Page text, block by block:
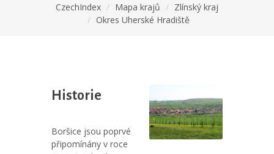
CzechIndex
Mapa krajů
Zlínský kraj
Okres Uherské Hradiště
Historie
Boršice jsou poprvé
připomínány v roce